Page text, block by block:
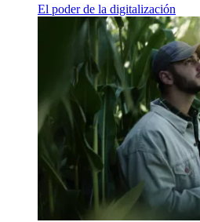
El poder de la digitalización